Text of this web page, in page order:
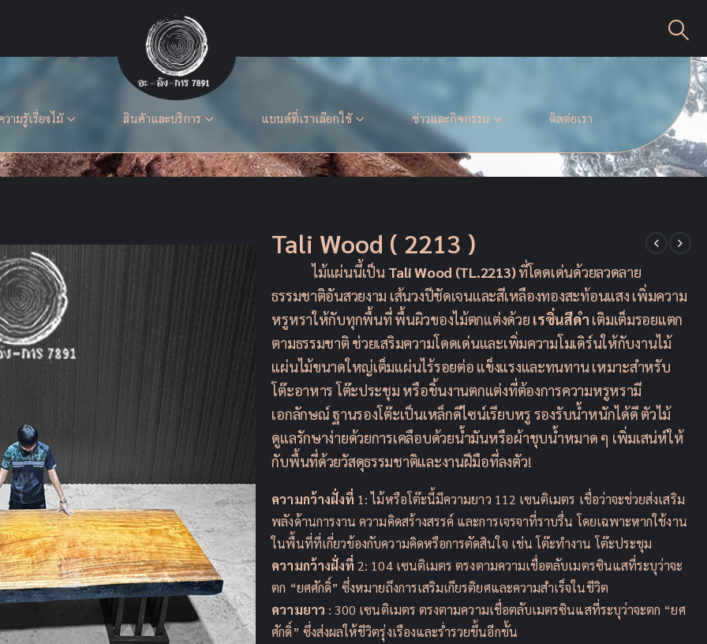
วามรู้เรื่องไม้ สินค้าและบริการ แบนด์ที่เราเลือกใช้ ข่าวและกิจกรรม ติดต่อเรา
Tali Wood ( 2213 )
⠀⠀⠀⠀ไม้แผ่นนี้เป็น Tali Wood (TL.2213)ที่โดดเด่นด้วยลวดลาย
ธรรมชาติอันสวยงาม เส้นวงปีชัดเจนและสีเหลืองทองสะท้อนแสง เพิ่มความ
หรูหราให้กับทุกพื้นที่ พื้นผิวของไม้ตกแต่งด้วย เรซิ่นสีดำ เติมเต็มรอยแตก
ตามธรรมชาติ ช่วยเสริมความโดดเด่นและเพิ่มความโมเดิร์นให้กับงานไม้
แผ่นไม้ขนาดใหญ่เต็มแผ่นไร้รอยต่อ แข็งแรงและทนทาน เหมาะสำหรับ
โต๊ะอาหาร โต๊ะประชุม หรือชิ้นงานตกแต่งที่ต้องการความหรูหรามี
เอกลักษณ์ ฐานรองโต๊ะเป็นเหล็กดีไซน์เรียบหรู รองรับน้ำหนักได้ดี ตัวไม้
ดูแลรักษาง่ายด้วยการเคลือบด้วยน้ำมันหรือผ้าชุบน้ำหมาด ๆ เพิ่มเสน่ห์ให้
กับพื้นที่ด้วยวัสดุธรรมชาติและงานฝีมือที่ลงตัว!
ความกว้างฝั่งที่ 1: ไม้หรือโต๊ะนี้มีความยาว 112 เซนติเมตร เชื่อว่าจะช่วยส่งเสริม
พลังด้านการงาน ความคิดสร้างสรรค์ และการเจรจาที่ราบรื่น โดยเฉพาะหากใช้งาน
ในพื้นที่ที่เกี่ยวข้องกับความคิดหรือการตัดสินใจ เช่น โต๊ะทำงาน โต๊ะประชุม
ความกว้างฝั่งที่ 2: 104 เซนติเมตร ตรงตามความเชื่อตลับเมตรซินแสที่ระบุว่าจะ
ตก “ยศศักดิ์” ซึ่งหมายถึงการเสริมเกียรติยศและความสำเร็จในชีวิต
ความยาว : 300 เซนติเมตร ตรงตามความเชื่อตลับเมตรซินแสที่ระบุว่าจะตก “ยศ
ศักดิ์” ซึ่งส่งผลให้ชีวิตรุ่งเรืองและร่ำรวยขึ้นอีกขั้น